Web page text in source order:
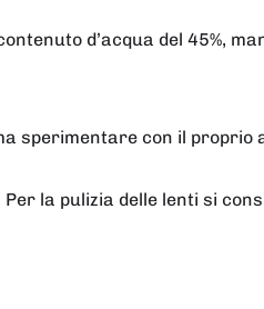
d’acqua del 45%,
sperimentare con il
la pulizia delle lenti si